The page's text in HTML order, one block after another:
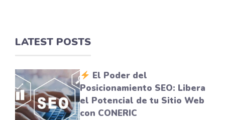
LATEST POSTS
El Poder del
Posicionamiento SEO: Libera
el Potencial de tu Sitio Web
con CONERIC